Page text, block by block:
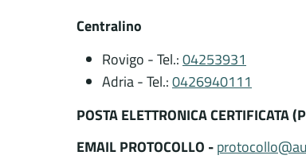
Centralino
Rovigo - Tel.:04253931
Adria - Tel.:0426940111
POSTA ELETTRONICA CERTIFICATA
EMAIL PROTOCOLLO -